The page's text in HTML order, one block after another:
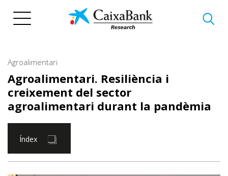
Agroalimentari
Agroalimentari. Resiliència i
creixement del sector
agroalimentari durant la pandèmia
Índex